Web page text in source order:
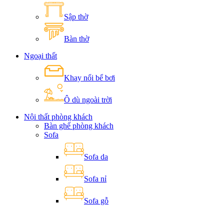
Sập thờ
Bàn thờ
Ngoại thất
Khay nổi bể bơi
Ô dù ngoài trời
Nội thất phòng khách
Bàn ghế phòng khách
Sofa
Sofa da
Sofa nỉ
Sofa gỗ